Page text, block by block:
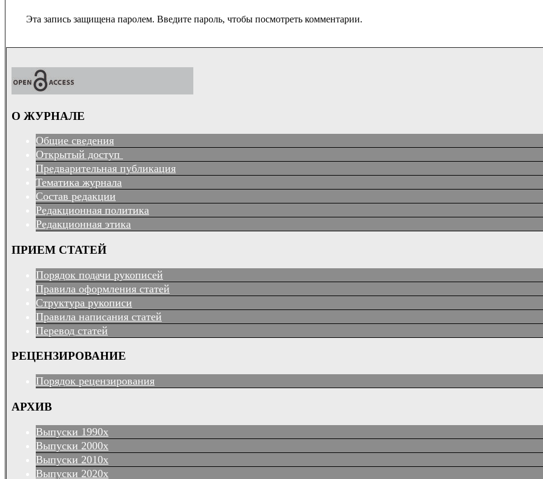
Эта запись защищена паролем. Введите пароль, чтобы посмотреть комментарии.
О ЖУРНАЛЕ
Общие сведения
Открытый доступ
Предварительная публикация
Тематика журнала
Состав редакции
Редакционная политика
Редакционная этика
ПРИЕМ СТАТЕЙ
Порядок подачи рукописей
Правила оформления статей
Структура рукописи
Правила написания статей
Перевод статей
РЕЦЕНЗИРОВАНИЕ
Порядок рецензирования
АРХИВ
Выпуски 1990х
Выпуски 2000х
Выпуски 2010х
Выпуски 2020х